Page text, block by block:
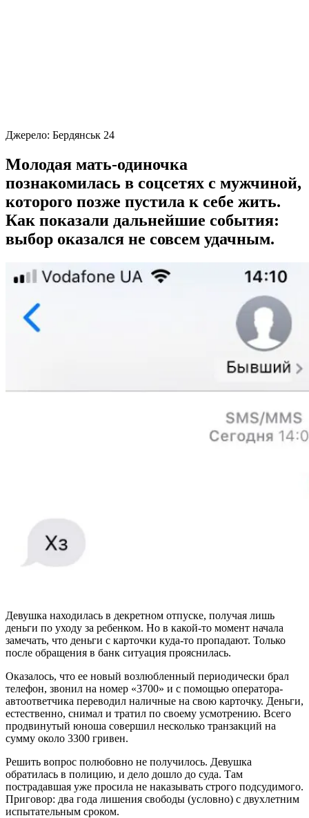
Джерело: Бердянськ 24
Молодая мать-одиночка
познакомилась в соцсетях с мужчиной,
которого позже пустила к себе жить.
Как показали дальнейшие события:
выбор оказался не совсем удачным.
Девушка находилась в декретном отпуске, получая лишь
деньги по уходу за ребенком. Но в какой-то момент начала
замечать, что деньги с карточки куда-то пропадают. Только
после обращения в банк ситуация прояснилась.
Оказалось, что ее новый возлюбленный периодически брал
телефон, звонил на номер «3700» и с помощью оператора-
автоответчика переводил наличные на свою карточку. Деньги,
естественно, снимал и тратил по своему усмотрению. Всего
продвинутый юноша совершил несколько транзакций на
сумму около 3300 гривен.
Решить вопрос полюбовно не получилось. Девушка
обратилась в полицию, и дело дошло до суда. Там
пострадавшая уже просила не наказывать строго подсудимого.
Приговор: два года лишения свободы (условно) с двухлетним
испытательным сроком.